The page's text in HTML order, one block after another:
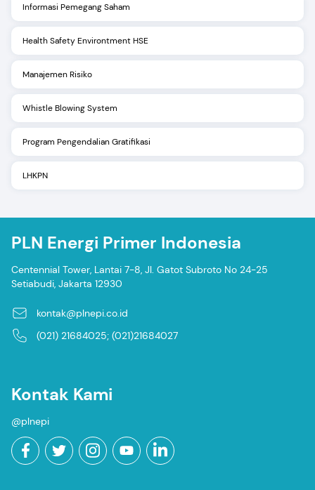
Informasi Pemegang Saham
Health Safety Environtment HSE
Manajemen Risiko
Whistle Blowing System
Program Pengendalian Gratifikasi
LHKPN
PLN Energi Primer Indonesia
Centennial Tower, Lantai 7-8, Jl. Gatot Subroto No 24-25
Setiabudi, Jakarta 12930
kontak@plnepi.co.id
(021) 21684025; (021)21684027
Kontak Kami
@plnepi